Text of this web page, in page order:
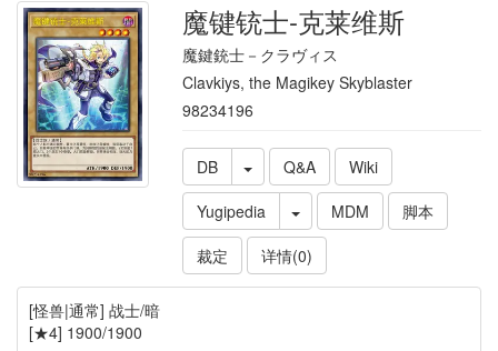
魔键铳士-克莱维斯
魔鍵銃士－クラヴィス
Clavkiys, the Magikey Skyblaster
98234196
DB Q&A
Wiki
Yugipedia
MDM
脚本
裁定
详情(0)
[怪兽|通常] 战士/暗
[★4] 1900/1900